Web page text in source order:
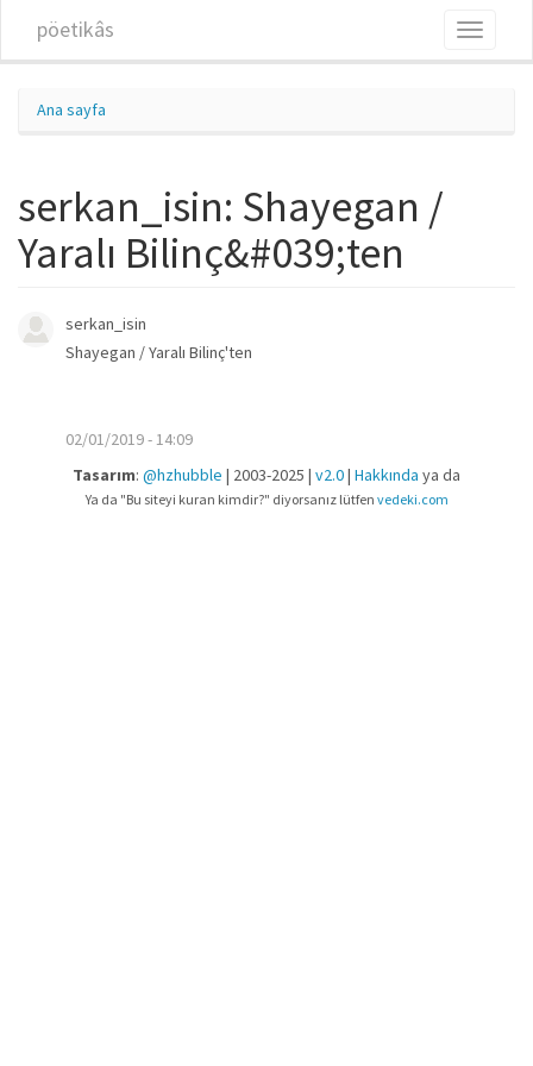
pöetikâs
Toggle
Ana sayfa
serkan_isin: Shayegan /
Yaralı Bilinç&#039;ten
serkan_isin
Shayegan / Yaralı Bilinç'ten
02/01/2019 - 14:09
Tasarım: @hzhubble | 2003-2025 | v2.0| Hakkında ya da
Ya da "Bu siteyi kuran kimdir?" diyorsanız lütfen vedeki.com